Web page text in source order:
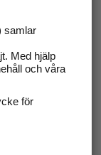
mot
samlar
Med hjälp
och våra
för